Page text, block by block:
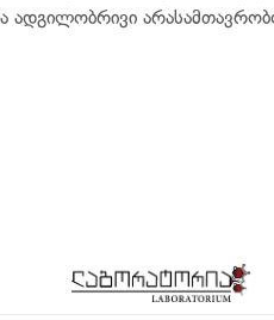
ადგილობრივი